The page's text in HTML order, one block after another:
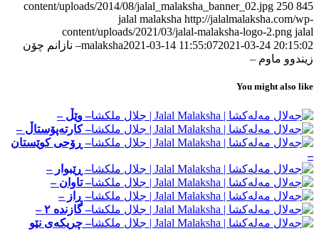
content/uploads/2014/08/jalal_malaksha_banner_02.jpg 250 845
jalal malaksha http://jalalmalaksha.com/wp-
content/uploads/2021/03/jalal-malaksha-logo-2.png jalal
malaksha2021-03-14 11:55:072021-03-24 20:15:02
– نازانم چۆن
زیندوو ماوم –
You might also like
– وێڵ –
– کارته‌پۆستاڵ –
– ڕۆحی کوێستان
–
– ڕێبوار –
– تاوان –
– ڕاز –
– گازنده ٢ –
– چریکه‌ی نێو